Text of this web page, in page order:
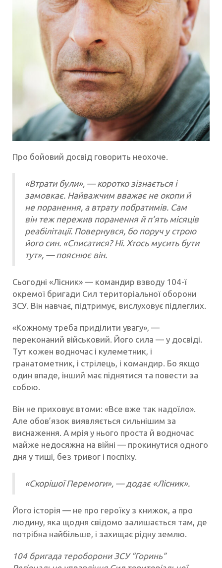
Про бойовий досвід говорить неохоче.
«Втрати були», — коротко зізнається і
замовкає. Найважчим вважає не окопи й
не поранення, а втрату побратимів. Сам
він теж пережив поранення й п’ять місяців
реабілітації. Повернувся, бо поруч у строю
його син. «Списатися? Ні. Хтось мусить бути
тут», — пояснює він.
Сьогодні «Лісник» — командир взводу 104-ї
окремої бригади Сил територіальної оборони
ЗСУ. Він навчає, підтримує, вислуховує підлеглих.
«Кожному треба приділити увагу», —
переконаний військовий. Його сила — у досвіді.
Тут кожен водночас і кулеметник, і
гранатометник, і стрілець, і командир. Бо якщо
один впаде, інший має піднятися та повести за
собою.
Він не приховує втоми: «Все вже так надоїло».
Але обов’язок виявляється сильнішим за
виснаження. А мрія у нього проста й водночас
майже недосяжна на війні — прокинутися одного
дня у тиші, без тривог і поспіху.
«Скорішої Перемоги», — додає «Лісник».
Його історія — не про героїку з книжок, а про
людину, яка щодня свідомо залишається там, де
потрібна найбільше, і захищає рідну землю.
104 бригада тероборони ЗСУ “Горинь”